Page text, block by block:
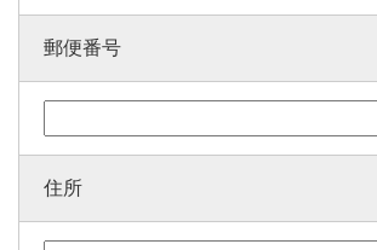
郵便番号
住所